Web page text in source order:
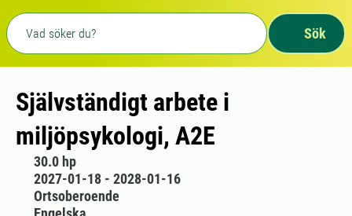
Fritext sökning
Sök
Självständigt arbete i
miljöpsykologi, A2E
30.0 hp
2027-01-18 - 2028-01-16
Ortsoberoende